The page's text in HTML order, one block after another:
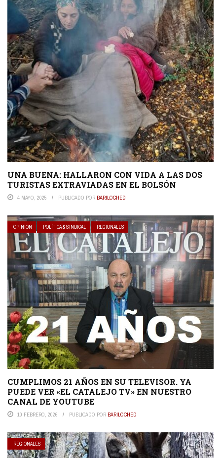
UNA BUENA: HALLARON CON VIDA A LAS DOS
TURISTAS EXTRAVIADAS EN EL BOLSÓN
4 MAYO, 2025 PUBLICADO POR BARILOCHED
OPINIÓN POLÍTICA & SINDICAL REGIONALES
CUMPLIMOS 21 AÑOS EN SU TELEVISOR. YA
PUEDE VER «EL CATALEJO TV» EN NUESTRO
CANAL DE YOUTUBE
10 FEBRERO, 2026 PUBLICADO POR BARILOCHED
REGIONALES